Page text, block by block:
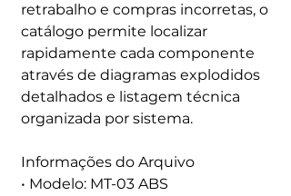
retrabalho e compras incorretas, o
catálogo permite localizar
rapidamente cada componente
através de diagramas explodidos
detalhados e listagem técnica
organizada por sistema.
Informações do Arquivo
• Modelo: MT-03 ABS